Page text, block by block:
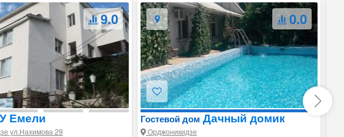
9.0
Емели
ул.Нахимова 29
0.0
Гостевой дом Дачный домик
Орджоникидзе